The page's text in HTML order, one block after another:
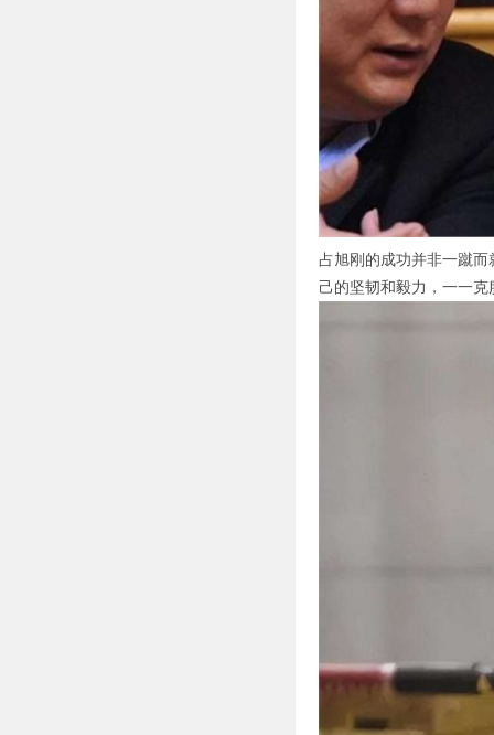
占旭刚的成功并非一蹴
己的坚韧和毅力，一一